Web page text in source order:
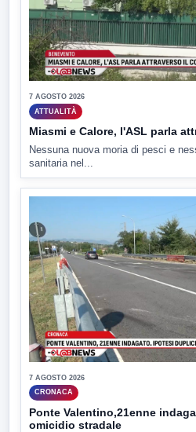
7 AGOSTO 2026
ATTUALITÀ
Miasmi e Calore, l'ASL parla
Nessuna nuova moria di pesci e
sanitaria nel...
7 AGOSTO 2026
CRONACA
Ponte Valentino,21enne
omicidio stradale